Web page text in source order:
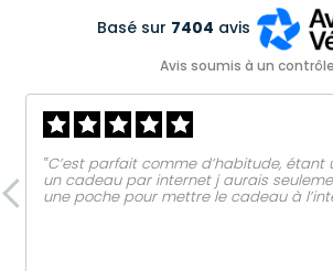
Basé sur 7404 avis
Avis soumis à un contrôle
‟C’est parfait comme d’habitude,
un cadeau par internet j aurais
une poche pour mettre le cadeau à